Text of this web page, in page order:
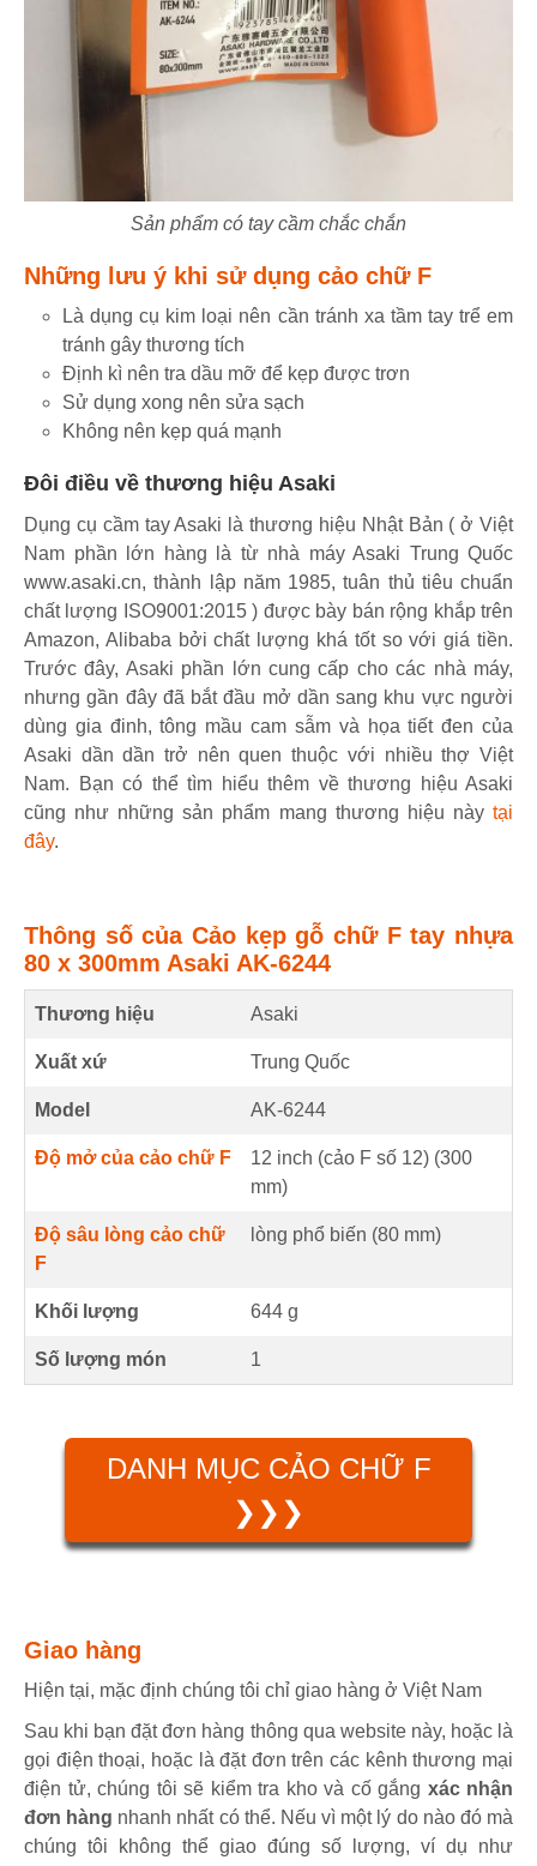
Sản phẩm có tay cầm chắc chắn
Những lưu ý khi sử dụng cảo chữ F
​Là dụng cụ kim loại nên cần tránh xa tầm tay trể em
tránh gây thương tích
Định kì nên tra dầu mỡ để kẹp được trơn
Sử dụng xong nên sửa sạch
Không nên kẹp quá mạnh
Đôi điều về thương hiệu Asaki
Dụng cụ cầm tay Asaki là thương hiệu Nhật Bản ( ở Việt
Nam phần lớn hàng là từ nhà máy Asaki Trung Quốc
www.asaki.cn, thành lập năm 1985, tuân thủ tiêu chuẩn
chất lượng ISO9001:2015 ) được bày bán rộng khắp trên
Amazon, Alibaba bởi chất lượng khá tốt so với giá tiền.
Trước đây, Asaki phần lớn cung cấp cho các nhà máy,
nhưng gần đây đã bắt đầu mở dần sang khu vực người
dùng gia đinh, tông mầu cam sẫm và họa tiết đen của
Asaki dần dần trở nên quen thuộc với nhiều thợ Việt
Nam. Bạn có thể tìm hiểu thêm về thương hiệu Asaki
cũng như những sản phẩm mang thương hiệu này tại
đây.
Thông số của Cảo kẹp gỗ chữ F tay nhựa
80 x 300mm Asaki AK-6244
Thương hiệu Asaki
Xuất xứ Trung Quốc
Model AK-6244
Độ mở của cảo chữ F 12 inch (cảo F số 12) (300
mm)
Độ sâu lòng cảo chữ
F
lòng phổ biến (80 mm)
Khối lượng 644 g
Số lượng món 1
DANH MỤC CẢO CHỮ F
❯❯❯
Giao hàng
Hiện tại, mặc định chúng tôi chỉ giao hàng ở Việt Nam
Sau khi bạn đặt đơn hàng thông qua website này, hoặc là
gọi điện thoại, hoặc là đặt đơn trên các kênh thương mại
điện tử, chúng tôi sẽ kiểm tra kho và cố gắng xác nhận
đơn hàng nhanh nhất có thể. Nếu vì một lý do nào đó mà
chúng tôi không thể giao đúng số lượng, ví dụ như